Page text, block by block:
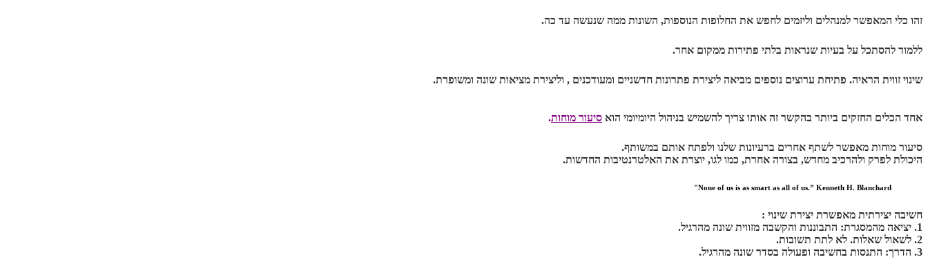
זהו כלי המאפשר למנהלים וליזמים לחפש את החלופות הנוספות, השונות ממה שנעשה עד כה.
ללמוד להסתכל על בעיות שנראות בלתי פתירות ממקום אחר.
שינוי זווית הראיה. פתיחת ערוצים נוספים מביאה ליצירת פתרונות חדשניים ומעודכנים , וליצירת מציאות שונה ומשופרת.
אחד הכלים החזקים ביותר בהקשר זה אותו צריך להשמיש בניהול היומיומי הוא סיעור מוחות.
סיעור מוחות מאפשר לשתף אחרים ברעיונות שלנו ולפתח אותם במשותף.
היכולת לפרק ולהרכיב מחדש, בצורה אחרת, כמו לגו, יוצרת את האלטרנטיבות החדשות.
חשיבה יצירתית מאפשרת יצירת שינוי :
1. יציאה מהמסגרת: התבוננות והקשבה מזווית שונה מהרגיל.
2. לשאול שאלות. לא לתת תשובות.
3. הדרך: התנסות בחשיבה ופעולה בסדר שונה מהרגיל.